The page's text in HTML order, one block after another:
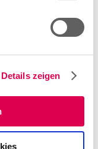
Details zeigen
deinem